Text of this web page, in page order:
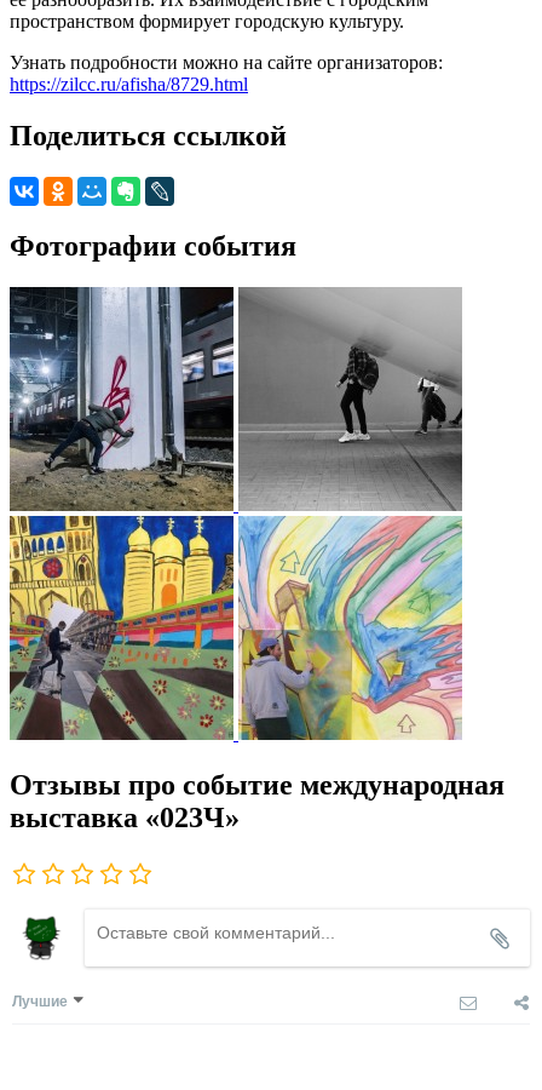
пространством формирует городскую культуру.
Узнать подробности можно на сайте организаторов:
https://zilcc.ru/afisha/8729.html
Поделиться ссылкой
Фотографии события
Отзывы про событие международная
выставка «023Ч»
Лучшие